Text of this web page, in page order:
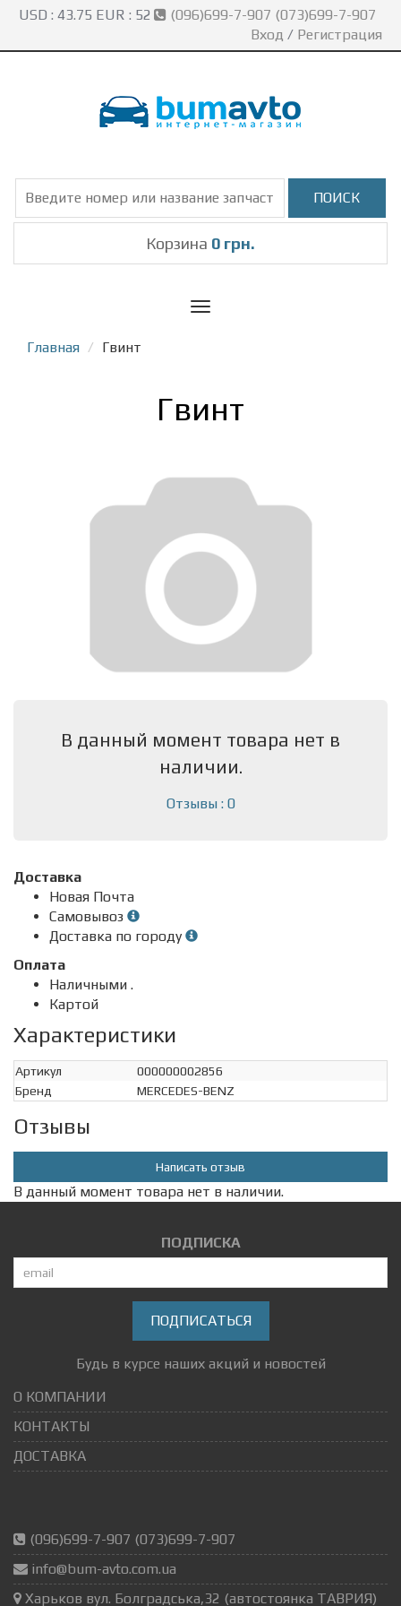
USD : 43.75 EUR : 52
(096)699-7-907 (073)699-7-907
Вход / Регистрация
Корзина 0 грн.
Toggle
Главная
Гвинт
Гвинт
В данный момент товара нет в
наличии.
Отзывы : 0
Доставка
Новая Почта
Самовывоз
Доставка по городу
Оплата
Наличными .
Картой
Характеристики
Артикул
000000002856
Бренд
MERCEDES-BENZ
Отзывы
Написать отзыв
В данный момент товара нет в наличии.
ПОДПИСКА
ПОДПИСАТЬСЯ
Будь в курсе наших акций и новостей
О КОМПАНИИ
КОНТАКТЫ
ДОСТАВКА
(096)699-7-907 (073)699-7-907
info@bum-avto.com.ua
Харьков вул. Болградська,32 (автостоянка ТАВРИЯ)